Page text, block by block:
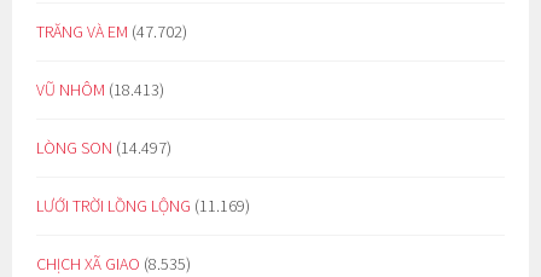
TRĂNG VÀ EM (47.702)
VŨ NHÔM (18.413)
LÒNG SON (14.497)
LƯỚI TRỜI LỒNG LỘNG (11.169)
CHỊCH XÃ GIAO (8.535)